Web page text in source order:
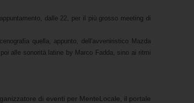
dalle 22, per il più grosso meeting di
quella, appunto, dell'avveniristico Mazda
alle sonorità latine by Marco Fadda, sino ai ritmi
di eventi per MenteLocale, il portale